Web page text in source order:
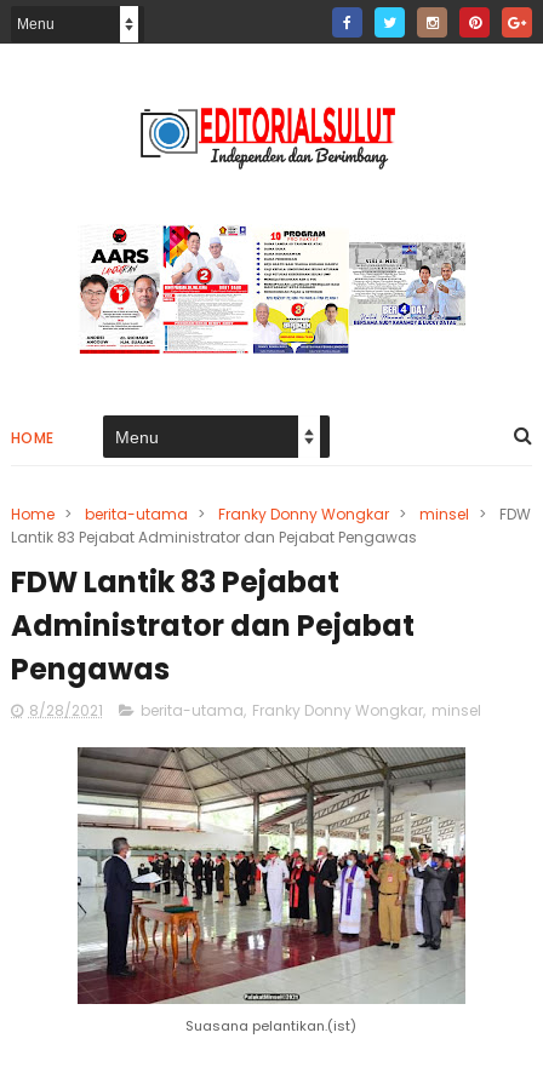
HOME
Home > berita-utama > Franky Donny Wongkar > minsel >
FDW
Lantik 83 Pejabat Administrator dan Pejabat Pengawas
FDW Lantik 83 Pejabat
Administrator dan Pejabat
Pengawas
8/28/2021 berita-utama, Franky Donny Wongkar, minsel
Suasana pelantikan.(ist)